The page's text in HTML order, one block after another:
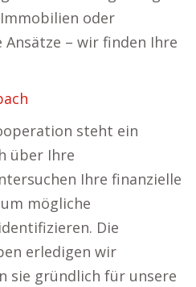
oder
– wir finden Ihre
steht ein
über Ihre
Ihre finanzielle
mögliche
Die
erledigen wir
sie gründlich für unsere